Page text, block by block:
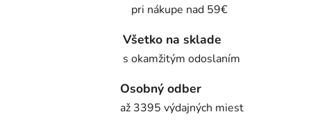
pri nákupe nad 59€
Všetko na sklade
s okamžitým odoslaním
Osobný odber
až 3395 výdajných miest